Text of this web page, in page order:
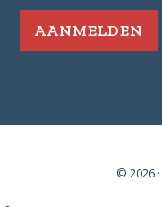
mailadres
Vereist
© 2026 ·